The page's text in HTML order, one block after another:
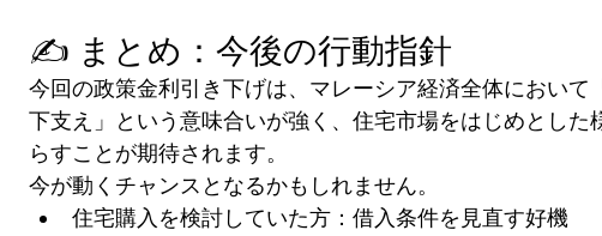
✍️ まとめ：今後の行動指針
今回の政策金利引き下げは、マレーシア経済全体におい
下支え」という意味合いが強く、住宅市場をはじめとした
らすことが期待されます。
今が動くチャンスとなるかもしれません。
住宅購入を検討していた方：借入条件を見直す好機